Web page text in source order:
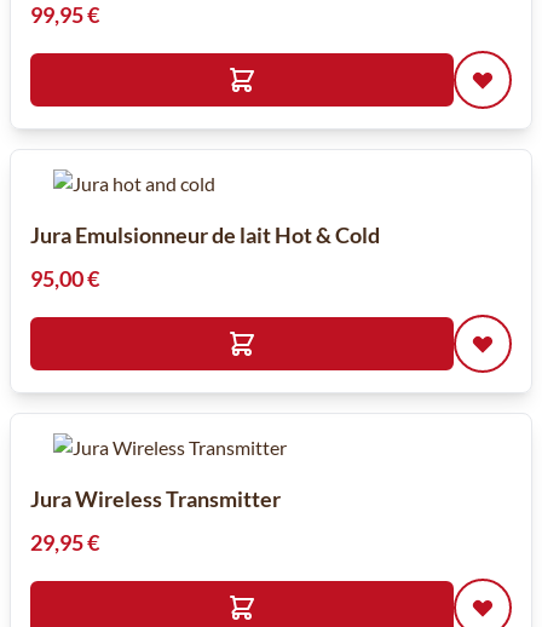
99,95 €
Jura Emulsionneur de lait Hot & Cold
95,00 €
Jura Wireless Transmitter
29,95 €